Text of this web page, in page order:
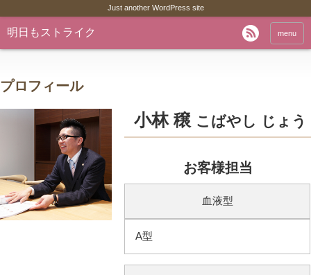
Just another WordPress site
明日もストライク menu
プロフィール
小林 穣 こばやし じょう
お客様担当
血液型
A型